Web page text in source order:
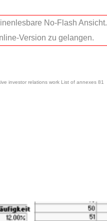
investor relations work List of annexes 81
No-Flash Ansicht.
Version zu gelangen.